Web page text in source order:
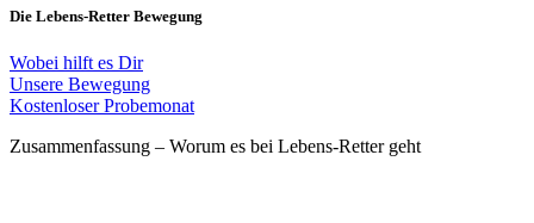
Die Lebens-Retter Bewegung
Wobei hilft es Dir
Unsere Bewegung
Kostenloser Probemonat
Zusammenfassung – Worum es bei Lebens-Retter geht